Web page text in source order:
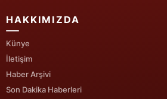
HAKKIMIZDA
Künye
İletişim
Haber Arşivi
Son Dakika Haberleri